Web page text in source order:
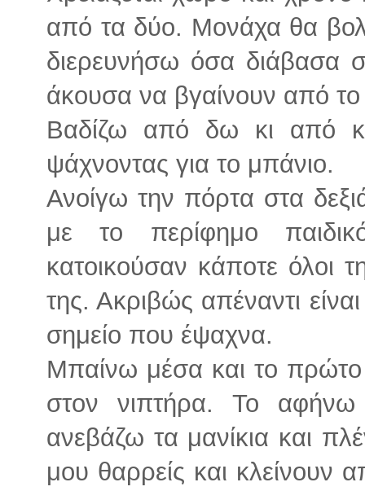
από τα δύο. Μονάχα θα
διερευνήσω όσα διάβασα
άκουσα να βγαίνουν από
Βαδίζω από δω κι από
ψάχνοντας για το μπάνιο.
Ανοίγω την πόρτα στα
με το περίφημο
κατοικούσαν κάποτε όλοι
της. Ακριβώς απέναντι
σημείο που έψαχνα.
Μπαίνω μέσα και το πρώτο
στον νιπτήρα. Το
ανεβάζω τα μανίκια και
μου θαρρείς και κλείνουν